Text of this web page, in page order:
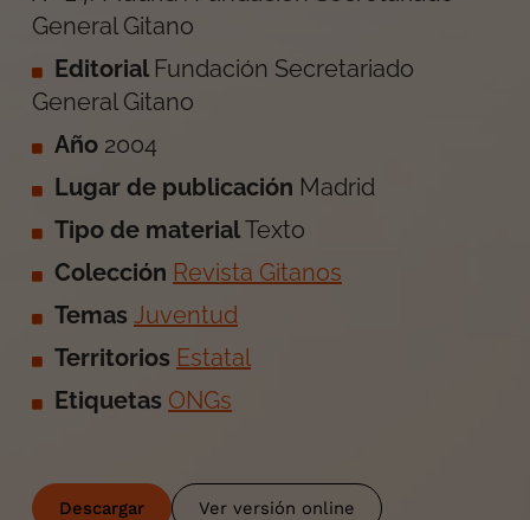
General Gitano
Editorial Fundación Secretariado
General Gitano
Año 2004
Lugar de publicación Madrid
Tipo de material Texto
Colección Revista Gitanos
Temas Juventud
Territorios Estatal
Etiquetas ONGs
Descargar Ver versión online